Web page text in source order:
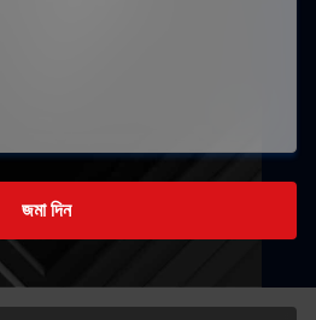
জমা দিন